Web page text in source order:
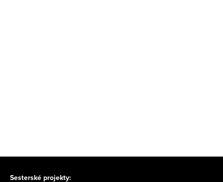
Sesterské projekty: